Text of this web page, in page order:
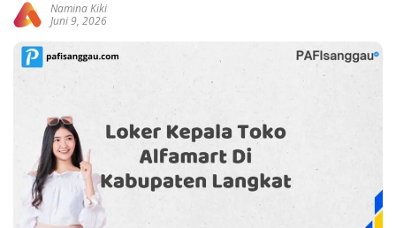
Namina Kiki
Juni 9, 2026